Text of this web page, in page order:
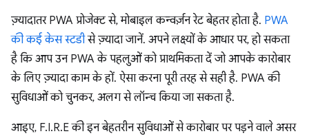
ज़्यादातर PWA प्रोजेक्ट से, मोबाइल कन्वर्ज़न रेट बेहतर होता है. PWA
की कई केस स्टडीसे ज़्यादा जानें. अपने लक्ष्यों के आधार पर, हो सकता
है कि आप उन PWA के पहलुओं को प्राथमिकता दें जो आपके कारोबार
के लिए ज़्यादा काम के हों. ऐसा करना पूरी तरह से सही है. PWA की
सुविधाओं को चुनकर, अलग से लॉन्च किया जा सकता है.
आइए, F.I.R.E की इन बेहतरीन सुविधाओं से कारोबार पर पड़ने वाले असर